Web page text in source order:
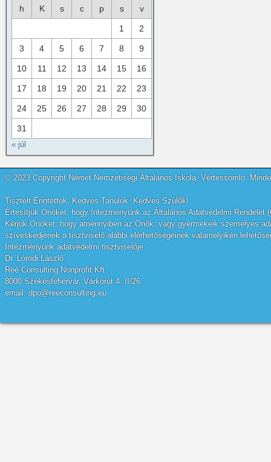
h K s c p s v
1 2
3 4 5 6 7 8 9
10 11 12 13 14 15 16
17 18 19 20 21 22 23
24 25 26 27 28 29 30
31
« júl
© 2023 Copyright Német Nemzetiségi Általános Iskola, Vértessomló.
Tisztelt Érintettek, Kedves Tanulók, Kedves Szülők!
Értesítjük Önöket, hogy Intézményünk az Általános Adatvédelmi
Kérjük Önöket, hogy amennyiben az Önök, vagy gyermekeik személyes
szíveskedjenek a tisztviselő alábbi elérhetőségeinek valamelyikén
Intézményünk adatvédelmi tisztviselője:
Dr. Lórodi László
Reé Consulting Nonprofit Kft.
8000 Székesfehérvár, Várkörút 4. II/26.
email: dpo@reeconsulting.eu